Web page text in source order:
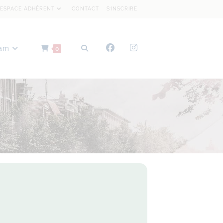
ESPACE ADHÉRENT CONTACT S’INSCRIRE
0